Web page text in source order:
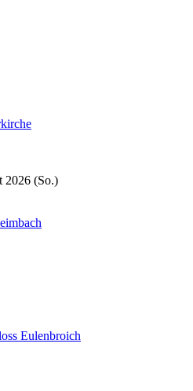
2026 (So.)
Eulenbroich